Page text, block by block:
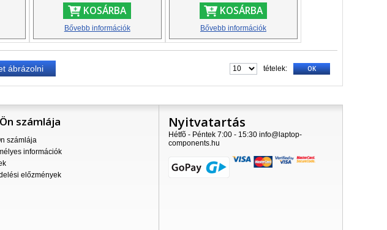
KOSÁRBA
Bővebb információk
KOSÁRBA
Bővebb információk
OK
tételek:
ábrázolni
számlája
számlája
információk
előzmények
Nyitvatartás
Hétfõ - Péntek 7:00 - 15:30 info@laptop-
components.hu